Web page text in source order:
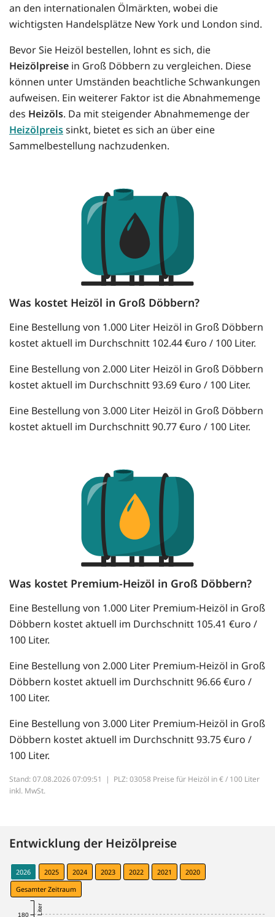
an den internationalen Ölmärkten, wobei die
wichtigsten Handelsplätze New York und London sind.
Bevor Sie Heizöl bestellen, lohnt es sich, die
Heizölpreise in Groß Döbbern zu vergleichen. Diese
können unter Umständen beachtliche Schwankungen
aufweisen. Ein weiterer Faktor ist die Abnahmemenge
des Heizöls. Da mit steigender Abnahmemenge der
Heizölpreissinkt, bietet es sich an über eine
Sammelbestellung nachzudenken.
Was kostet Heizöl in Groß Döbbern?
Eine Bestellung von 1.000 Liter Heizöl in Groß Döbbern
kostet aktuell im Durchschnitt 102.44 €uro / 100 Liter.
Eine Bestellung von 2.000 Liter Heizöl in Groß Döbbern
kostet aktuell im Durchschnitt 93.69 €uro / 100 Liter.
Eine Bestellung von 3.000 Liter Heizöl in Groß Döbbern
kostet aktuell im Durchschnitt 90.77 €uro / 100 Liter.
Was kostet Premium-Heizöl in Groß Döbbern?
Eine Bestellung von 1.000 Liter Premium-Heizöl in Groß
Döbbern kostet aktuell im Durchschnitt 105.41 €uro /
100 Liter.
Eine Bestellung von 2.000 Liter Premium-Heizöl in Groß
Döbbern kostet aktuell im Durchschnitt 96.66 €uro /
100 Liter.
Eine Bestellung von 3.000 Liter Premium-Heizöl in Groß
Döbbern kostet aktuell im Durchschnitt 93.75 €uro /
100 Liter.
Stand: 07.08.2026 07:09:51 | PLZ: 03058 Preise für Heizöl in € / 100 Liter
inkl. MwSt.
Entwicklung der Heizölpreise
2026 2025 2024 2023 2022 2021
2020
Gesamter Zeitraum
180